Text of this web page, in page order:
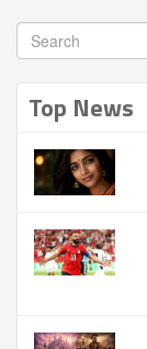
Top News